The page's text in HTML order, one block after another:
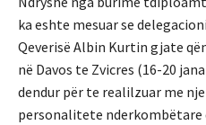
ka eshte mesuar se
Qeverisë Albin Kurtin gjate
në Davos te Zvicres (16-20
dendur për te realilzuar me
personalitete nderkombëtare